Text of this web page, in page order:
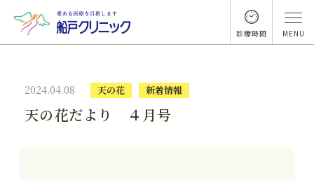
診療時間 MENU
2024.04.08 天の花 新着情報
天の花だより ４月号